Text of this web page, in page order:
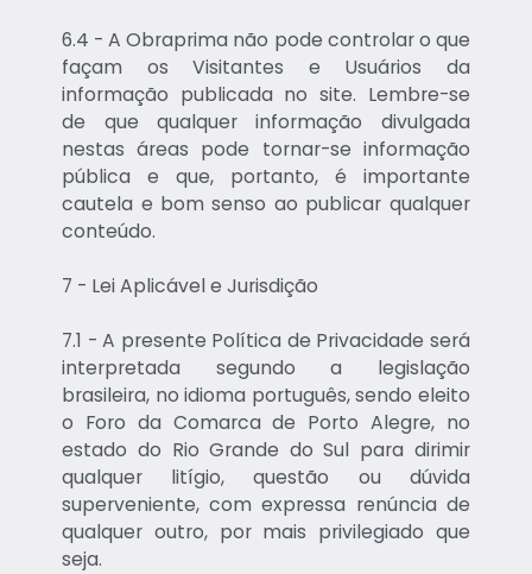
6.4 - A Obraprima não pode controlar o que
façam os Visitantes e Usuários da
informação publicada no site. Lembre-se
de que qualquer informação divulgada
nestas áreas pode tornar-se informação
pública e que, portanto, é importante
cautela e bom senso ao publicar qualquer
conteúdo.
7 - Lei Aplicável e Jurisdição
7.1 - A presente Política de Privacidade será
interpretada segundo a legislação
brasileira, no idioma português, sendo eleito
o Foro da Comarca de Porto Alegre, no
estado do Rio Grande do Sul para dirimir
qualquer litígio, questão ou dúvida
superveniente, com expressa renúncia de
qualquer outro, por mais privilegiado que
seja.